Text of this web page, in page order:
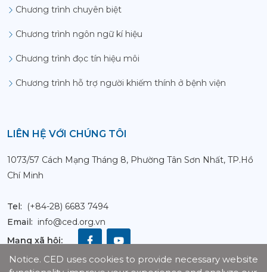
Chương trình chuyên biệt
Chương trình ngôn ngữ kí hiệu
Chương trình đọc tín hiệu môi
Chương trình hỗ trợ người khiếm thính ở bệnh viện
LIÊN HỆ VỚI CHÚNG TÔI
1073/57 Cách Mạng Tháng 8, Phường Tân Sơn Nhất, TP.Hồ
Chí Minh
Tel: (+84-28) 6683 7494
Email: info@ced.org.vn
Mạng xã hội:
Notice. CED uses cookies to provide necessary website